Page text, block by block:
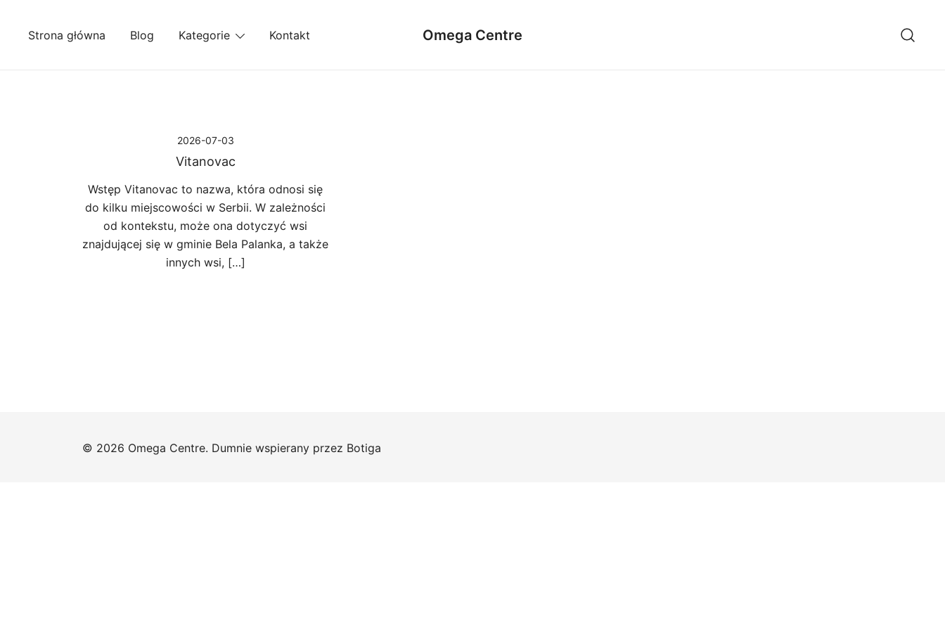
Strona główna Blog Kategorie Kontakt Omega Centre
2026-07-03
Vitanovac
Wstęp Vitanovac to nazwa, która odnosi się
do kilku miejscowości w Serbii. W zależności
od kontekstu, może ona dotyczyć wsi
znajdującej się w gminie Bela Palanka, a także
innych wsi, […]
© 2026 Omega Centre. Dumnie wspierany przez Botiga